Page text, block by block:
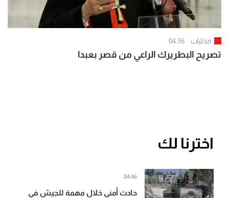
محليات 04:36
تصريح البطريرك الراعي من قصر بعبدا
اخترنا لك
حادث أمني خلال مهمة للجيش في
04:46